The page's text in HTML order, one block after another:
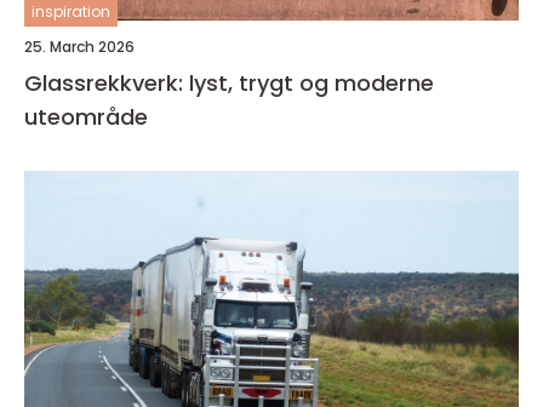
inspiration
25. March 2026
Glassrekkverk: lyst, trygt og moderne
uteområde